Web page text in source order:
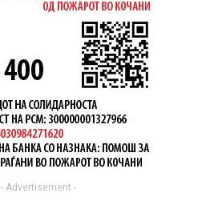
- Advertisement -